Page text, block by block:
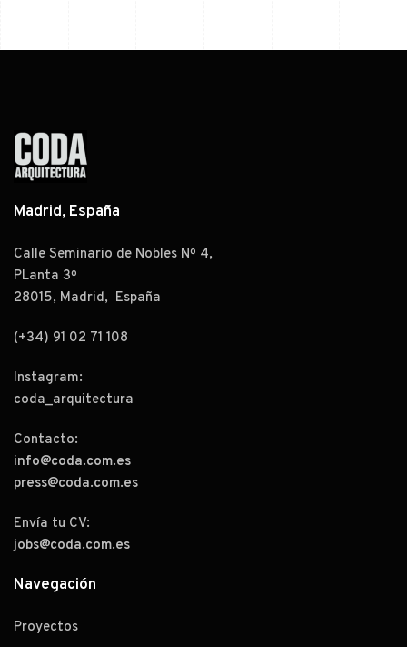
Madrid, España
Calle Seminario de Nobles Nº 4,
PLanta 3º
28015, Madrid, España
(+34) 91 02 71 108
Instagram:
coda_arquitectura
Contacto:
info@coda.com.es
press@coda.com.es
Envía tu CV:
jobs@coda.com.es
Navegación
Proyectos